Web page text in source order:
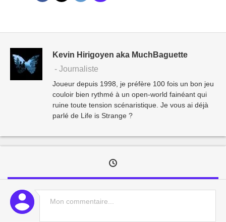
Kevin Hirigoyen aka MuchBaguette
- Journaliste
Joueur depuis 1998, je préfère 100 fois un bon jeu
couloir bien rythmé à un open-world fainéant qui
ruine toute tension scénaristique. Je vous ai déjà
parlé de Life is Strange ?